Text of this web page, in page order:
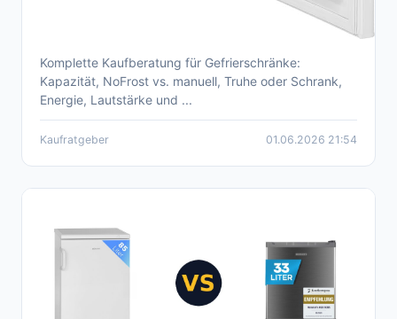
Gefrierschrank-Kaufberatung 2026 –
Empfehlungen & Produktvergleich
Komplette Kaufberatung für Gefrierschränke:
Kapazität, NoFrost vs. manuell, Truhe oder Schrank,
Energie, Lautstärke und ...
Kaufratgeber 01.06.2026 21:54